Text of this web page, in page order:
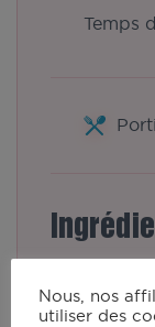
Temps
grosse
Nous, nos
utiliser des